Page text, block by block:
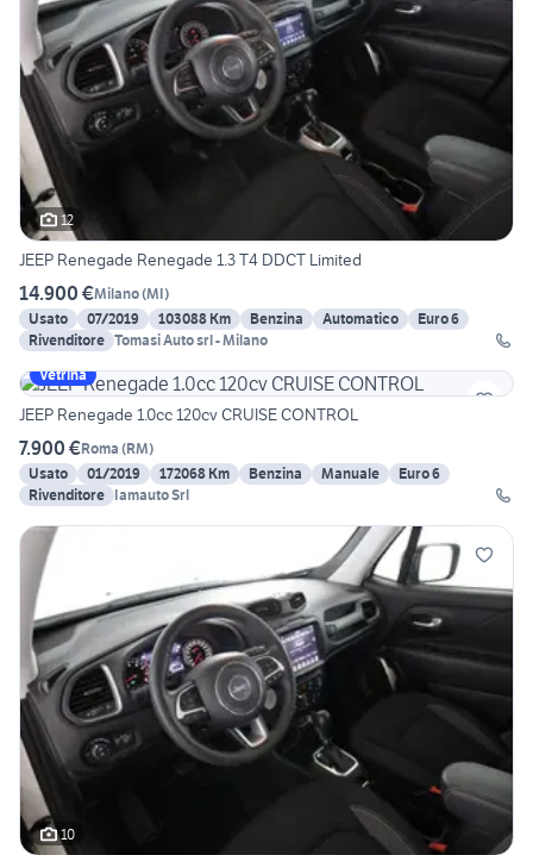
12
JEEP Renegade Renegade 1.3 T4 DDCT Limited
14.900 €Milano(MI)
Usato
07/2019 103088 Km Benzina Automatico
Euro 6
Rivenditore Tomasi Auto srl - Milano
Vetrina
JEEP Renegade 1.0cc 120cv CRUISE CONTROL
7.900 €Roma (RM)
Usato
01/2019 172068 Km Benzina Manuale
Euro 6
Rivenditore Iamauto Srl
10